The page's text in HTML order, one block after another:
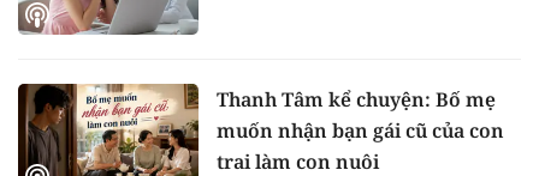
Thanh Tâm kể chuyện: Bố mẹ
muốn nhận bạn gái cũ của con
trai làm con nuôi